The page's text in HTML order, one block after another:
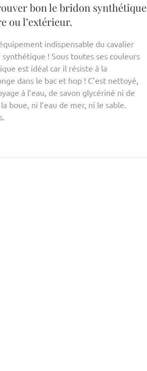
bon le bridon synthétique
ou l’extérieur.
indispensable du cavalier
synthétique ! Sous toutes ses couleurs
est idéal car il résiste à la
dans le bac et hop ! C’est nettoyé,
à l’eau, de savon glycériné ni de
boue, ni l’eau de mer, ni le sable.